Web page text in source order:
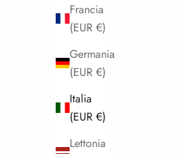
Francia
(EUR €)
Germania
(EUR €)
Italia
(EUR €)
Lettonia